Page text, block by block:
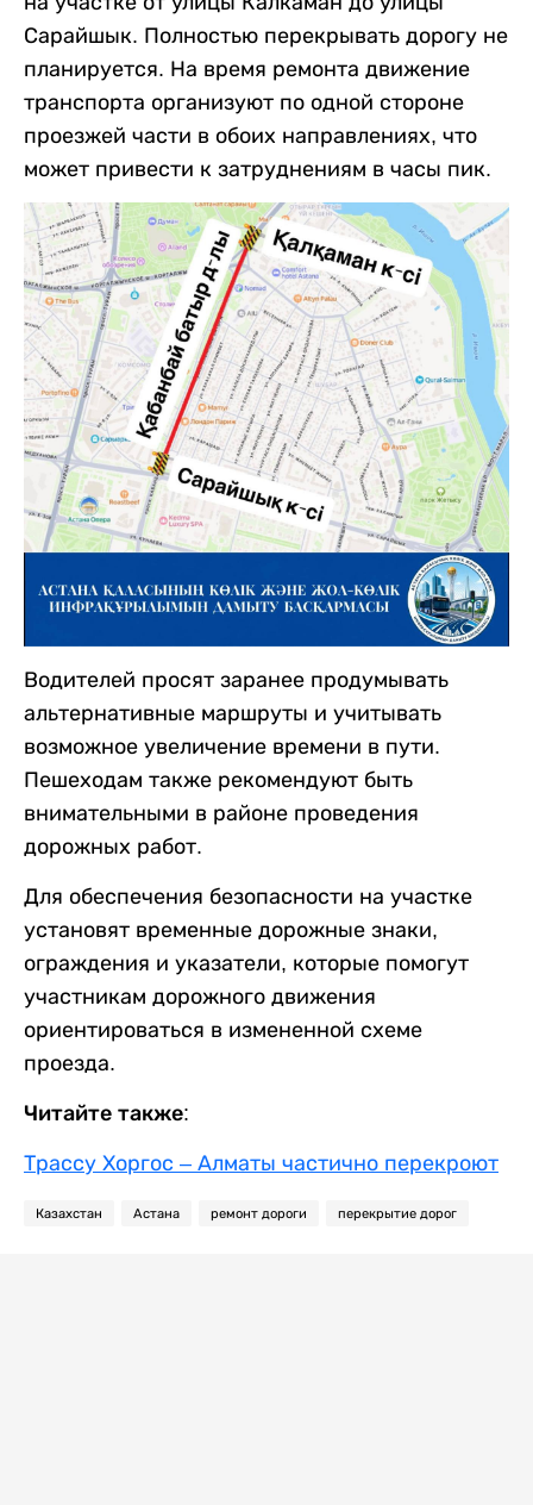
Сарайшык. Полностью перекрывать дорогу не
планируется. На время ремонта движение
транспорта организуют по одной стороне
проезжей части в обоих направлениях, что
может привести к затруднениям в часы пик.
Водителей просят заранее продумывать
альтернативные маршруты и учитывать
возможное увеличение времени в пути.
Пешеходам также рекомендуют быть
внимательными в районе проведения
дорожных работ.
Для обеспечения безопасности на участке
установят временные дорожные знаки,
ограждения и указатели, которые помогут
участникам дорожного движения
ориентироваться в измененной схеме
проезда.
Читайте также:
Трассу Хоргос – Алматы частично перекроют
Казахстан Астана ремонт дороги перекрытие дорог